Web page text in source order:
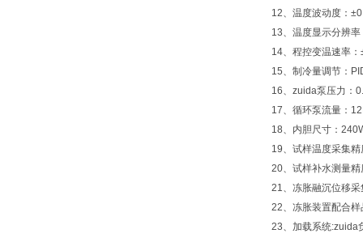
12、温度波动度：
13、温度显示分辨率
14、程控变温速率
15、制冷量调节：
16、zuida泵压力：
17、循环泵流量：
18、内胆尺寸：
19、试样温度采集
20、试样补水测量
21、冻胀融沉位移
22、冻胀装置配合
23、加载系统:zuida